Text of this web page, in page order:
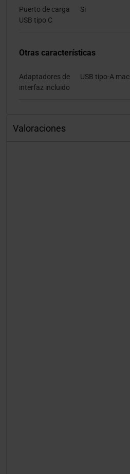
Puerto de carga
USB tipo C
Si
Otras características
Adaptadores de
interfaz incluido
USB tipo-A
Valoraciones